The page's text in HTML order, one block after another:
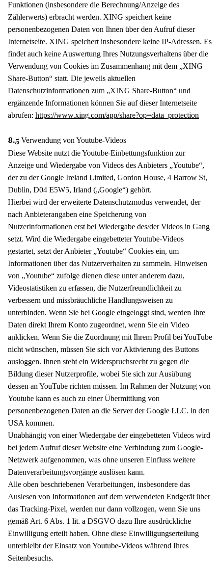
Funktionen (insbesondere die Berechnung/Anzeige des
Zählerwerts) erbracht werden. XING speichert keine
personenbezogenen Daten von Ihnen über den Aufruf dieser
Internetseite. XING speichert insbesondere keine IP-Adressen. Es
findet auch keine Auswertung Ihres Nutzungsverhaltens über die
Verwendung von Cookies im Zusammenhang mit dem „XING
Share-Button“ statt. Die jeweils aktuellen
Datenschutzinformationen zum „XING Share-Button“ und
ergänzende Informationen können Sie auf dieser Internetseite
abrufen: https://www.xing.com/app/share?op=data_protection
8.5 Verwendung von Youtube-Videos
Diese Website nutzt die Youtube-Einbettungsfunktion zur
Anzeige und Wiedergabe von Videos des Anbieters „Youtube“,
der zu der Google Ireland Limited, Gordon House, 4 Barrow St,
Dublin, D04 E5W5, Irland („Google“) gehört.
Hierbei wird der erweiterte Datenschutzmodus verwendet, der
nach Anbieterangaben eine Speicherung von
Nutzerinformationen erst bei Wiedergabe des/der Videos in Gang
setzt. Wird die Wiedergabe eingebetteter Youtube-Videos
gestartet, setzt der Anbieter „Youtube“ Cookies ein, um
Informationen über das Nutzerverhalten zu sammeln. Hinweisen
von „Youtube“ zufolge dienen diese unter anderem dazu,
Videostatistiken zu erfassen, die Nutzerfreundlichkeit zu
verbessern und missbräuchliche Handlungsweisen zu
unterbinden. Wenn Sie bei Google eingeloggt sind, werden Ihre
Daten direkt Ihrem Konto zugeordnet, wenn Sie ein Video
anklicken. Wenn Sie die Zuordnung mit Ihrem Profil bei YouTube
nicht wünschen, müssen Sie sich vor Aktivierung des Buttons
ausloggen. Ihnen steht ein Widerspruchsrecht zu gegen die
Bildung dieser Nutzerprofile, wobei Sie sich zur Ausübung
dessen an YouTube richten müssen. Im Rahmen der Nutzung von
Youtube kann es auch zu einer Übermittlung von
personenbezogenen Daten an die Server der Google LLC. in den
USA kommen.
Unabhängig von einer Wiedergabe der eingebetteten Videos wird
bei jedem Aufruf dieser Website eine Verbindung zum Google-
Netzwerk aufgenommen, was ohne unseren Einfluss weitere
Datenverarbeitungsvorgänge auslösen kann.
Alle oben beschriebenen Verarbeitungen, insbesondere das
Auslesen von Informationen auf dem verwendeten Endgerät über
das Tracking-Pixel, werden nur dann vollzogen, wenn Sie uns
gemäß Art. 6 Abs. 1 lit. a DSGVO dazu Ihre ausdrückliche
Einwilligung erteilt haben. Ohne diese Einwilligungserteilung
unterbleibt der Einsatz von Youtube-Videos während Ihres
Seitenbesuchs.